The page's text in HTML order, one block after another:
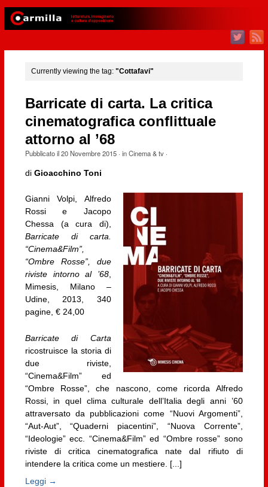
Currently viewing the tag: "Cottafavi"
Barricate di carta. La critica
cinematografica conflittuale
attorno al ’68
Pubblicato il20 Novembre 2015· inCinema & tv·
di Gioacchino Toni
Gianni Volpi, Alfredo
Rossi e Jacopo
Chessa (a cura di),
Barricate di carta.
“Cinema&Film”,
“Ombre Rosse”, due
riviste intorno al ’68,
Mimesis, Milano –
Udine, 2013, 340
pagine, € 24,00
Barricate di Carta
ricostruisce la storia di
due riviste,
“Cinema&Film” ed
“Ombre Rosse”, che nascono, come ricorda Alfredo
Rossi, in quel clima culturale dell’Italia degli anni ’60
attraversato da pubblicazioni come “Nuovi Argomenti”,
“Aut-Aut”, “Quaderni piacentini”, “Nuova Corrente”,
“Ideologie” ecc. “Cinema&Film” ed “Ombre rosse” sono
riviste di critica cinematografica nate dal rifiuto di
intendere la critica come un mestiere. [...]
Leggi →